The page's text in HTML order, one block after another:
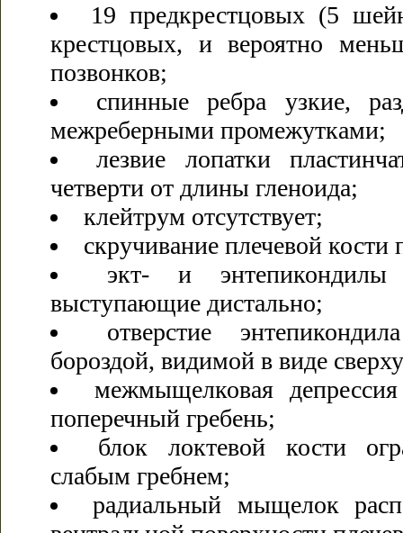
19 предкрестцовых (5
крестцовых, и вероятно
позвонков;
спинные ребра узкие,
межреберными промежутками;
лезвие лопатки
четверти от длины гленоида;
клейтрум отсутствует;
скручивание плечевой кости
экт- и
выступающие дистально;
отверстие
бороздой, видимой в виде
межмыщелковая
поперечный гребень;
блок локтевой кости
слабым гребнем;
радиальный мыщелок